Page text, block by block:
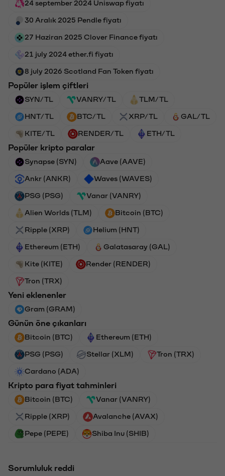
24 september 2024 Uniswap fiyatı
30 Aralık 2025 Pendle fiyatı
27 Haziran 2025 Clover Finance fiyatı
21 july 2024 ether.fi fiyatı
8 july 2026 Scotland Fan Token fiyatı
Popüler işlem çiftleri
SYN/TL VANRY/TL TLM/TL
HNT/TL BTC/TL XRP/TL GAL/TL
KITE/TL RENDER/TL ETH/TL
Popüler kripto paralar
Synapse (SYN) Aave (AAVE)
Ankr (ANKR) Waves (WAVES)
PSG (PSG) Vanar (VANRY)
Alien Worlds (TLM) Bitcoin (BTC)
Ripple (XRP) Helium (HNT)
Ethereum (ETH) Galatasaray (GAL)
Kite (KITE) Render (RENDER)
Tron (TRX)
Yeni eklenenler
Gram (GRAM)
Günün öne çıkanları
Bitcoin (BTC) Ethereum (ETH)
PSG (PSG) Stellar (XLM) Tron (TRX)
Cardano (ADA)
Kripto para fiyat tahminleri
Bitcoin (BTC) Vanar (VANRY)
Ripple (XRP) Avalanche (AVAX)
Pepe (PEPE) Shiba Inu (SHIB)
Sorumluluk reddi